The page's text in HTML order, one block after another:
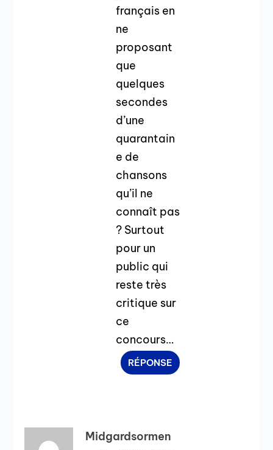
français en
ne
proposant
que
quelques
secondes
d’une
quarantain
e de
chansons
qu’il ne
connaît pas
? Surtout
pour un
public qui
reste très
critique sur
ce
concours…
RÉPONSE
Midgardsormen